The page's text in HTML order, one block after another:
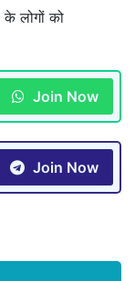
के लोगों को
Join Now
Join Now